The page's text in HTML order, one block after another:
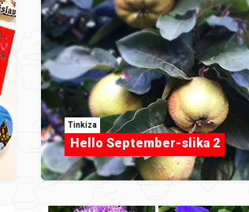
Tinkiza
Hello September-slika 2